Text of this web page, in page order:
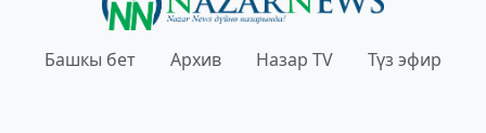
Башкы бет Архив Назар TV Түз эфир